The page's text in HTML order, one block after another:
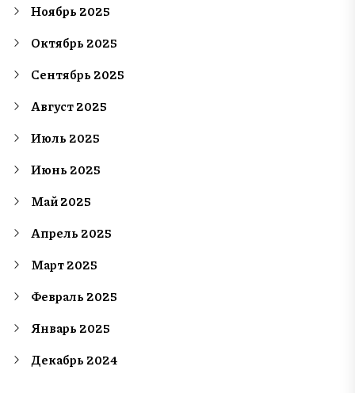
Ноябрь 2025
Октябрь 2025
Сентябрь 2025
Август 2025
Июль 2025
Июнь 2025
Май 2025
Апрель 2025
Март 2025
Февраль 2025
Январь 2025
Декабрь 2024